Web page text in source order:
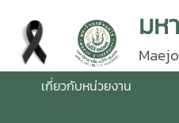
มห
เกี่ยวกับหน่วยงาน